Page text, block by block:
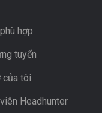
hợp
tuyển
của tôi
Headhunter